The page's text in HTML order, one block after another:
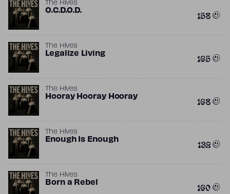
The Hives
O.C.D.O.D. 158
The Hives
Legalize Living 165
The Hives
Hooray Hooray Hooray 168
The Hives
Enough Is Enough 132
The Hives
Born a Rebel 160